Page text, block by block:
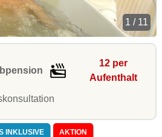
1 / 11
12 per
Aufenthalt
INKLUSIVE AKTION